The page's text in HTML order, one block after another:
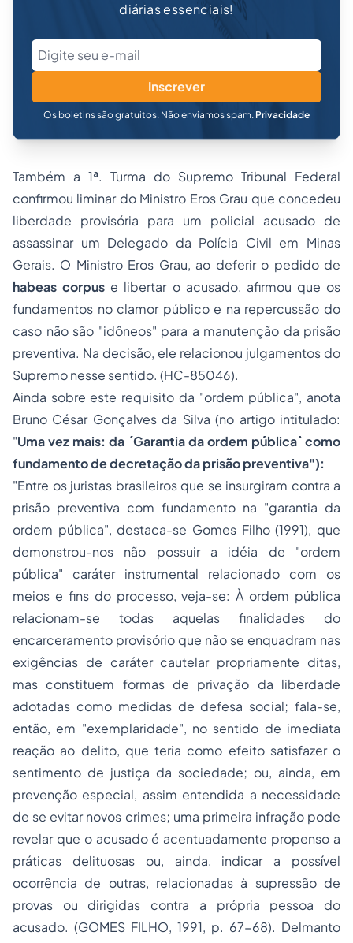
diárias essenciais!
Inscrever
Os boletins são gratuitos. Não enviamos spam. Privacidade
Também a 1ª. Turma do Supremo Tribunal Federal
confirmou liminar do Ministro Eros Grau que concedeu
liberdade provisória para um policial acusado de
assassinar um Delegado da Polícia Civil em Minas
Gerais. O Ministro Eros Grau, ao deferir o pedido de
habeas corpus e libertar o acusado, afirmou que os
fundamentos no clamor público e na repercussão do
caso não são "idôneos" para a manutenção da prisão
preventiva. Na decisão, ele relacionou julgamentos do
Supremo nesse sentido. (HC-85046).
Ainda sobre este requisito da "ordem pública", anota
Bruno César Gonçalves da Silva (no artigo intitulado:
"Uma vez mais: da ´Garantia da ordem pública` como
fundamento de decretação da prisão preventiva"):
"Entre os juristas brasileiros que se insurgiram contra a
prisão preventiva com fundamento na "garantia da
ordem pública", destaca-se Gomes Filho (1991), que
demonstrou-nos não possuir a idéia de "ordem
pública" caráter instrumental relacionado com os
meios e fins do processo, veja-se: À ordem pública
relacionam-se todas aquelas finalidades do
encarceramento provisório que não se enquadram nas
exigências de caráter cautelar propriamente ditas,
mas constituem formas de privação da liberdade
adotadas como medidas de defesa social; fala-se,
então, em "exemplaridade", no sentido de imediata
reação ao delito, que teria como efeito satisfazer o
sentimento de justiça da sociedade; ou, ainda, em
prevenção especial, assim entendida a necessidade
de se evitar novos crimes; uma primeira infração pode
revelar que o acusado é acentuadamente propenso a
práticas delituosas ou, ainda, indicar a possível
ocorrência de outras, relacionadas à supressão de
provas ou dirigidas contra a própria pessoa do
acusado. (GOMES FILHO, 1991, p. 67-68). Delmanto